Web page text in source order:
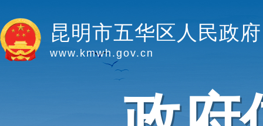
昆明市五华区人民政府
www.kmwh.gov.cn